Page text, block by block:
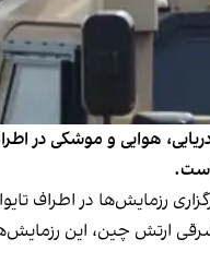
هوایی و موشکی در
است.
رزمایش‌ها در
ارتش چین، این